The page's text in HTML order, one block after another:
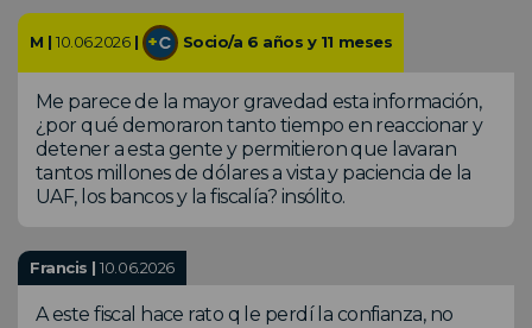
M |10.06.2026| Socio/a 6 años y 11 meses
Me parece de la mayor gravedad esta información,
¿por qué demoraron tanto tiempo en reaccionar y
detener a esta gente y permitieron que lavaran
tantos millones de dólares a vista y paciencia de la
UAF, los bancos y la fiscalía? insólito.
Francis |10.06.2026
A este fiscal hace rato q le perdí la confianza, no